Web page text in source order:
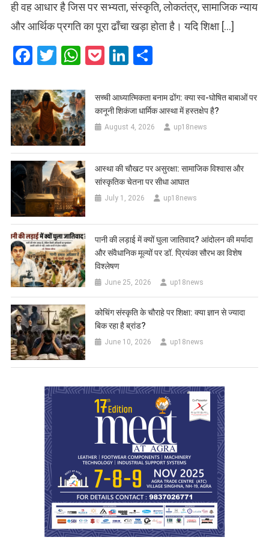
ही वह आधार है जिस पर सभ्यता, संस्कृति, लोकतंत्र, सामाजिक न्याय
और आर्थिक प्रगति का पूरा ढाँचा खड़ा होता है। यदि शिक्षा […]
Facebook
Twitter
WhatsApp
PocketLinkedIn
सच्ची आध्यात्मिकता बनाम ढोंग: क्या स्व-घोषित बाबाओं पर
कानूनी शिकंजा धार्मिक आस्था में हस्तक्षेप है?
August 4, 2026 up18news
आस्था की चौखट पर असुरक्षा: सामाजिक विश्वास और
सांस्कृतिक चेतना पर सीधा आघात
July 1, 2026 up18news
पानी की लड़ाई में क्यों घुला जातिवाद? आंदोलन की मर्यादा
और संवैधानिक मूल्यों पर डॉ. प्रियंका सौरभ का विशेष
विश्लेषण
June 25, 2026 up18news
कोचिंग संस्कृति के चौराहे पर शिक्षा: क्या ज्ञान से ज्यादा
बिक रहा है ब्रांड?
June 10, 2026 up18news